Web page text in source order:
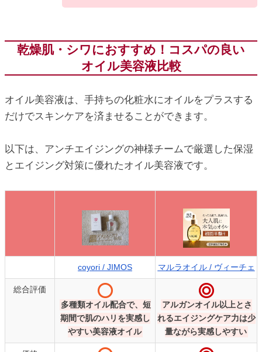
乾燥肌・シワにおすすめ！コスパの良い
オイル美容液比較
オイル美容液は、手持ちの化粧水にオイルをプラスする
だけでスキンケアを済ませることができます。
以下は、アンチエイジングの神様チームで厳選した保湿
とエイジング対策に優れたオイル美容液です。
coyori / JIMOS マルラオイル / ヴィーチェ
総合評価
多種類オイル配合で、短
期間で肌のハリを実感し
やすい美容液オイル
アルガンオイル以上とさ
れるエイジングケア力は少
量ながら実感しやすい